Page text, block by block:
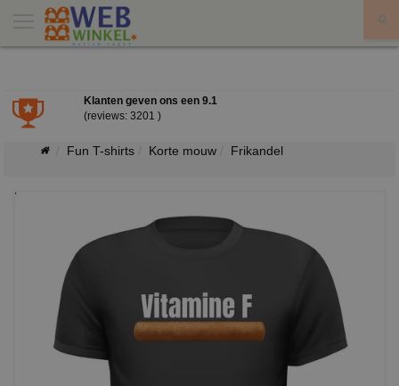
Klanten geven ons een 9.1
(reviews: 3201 )
Fun T-shirts Korte mouw Frikandel